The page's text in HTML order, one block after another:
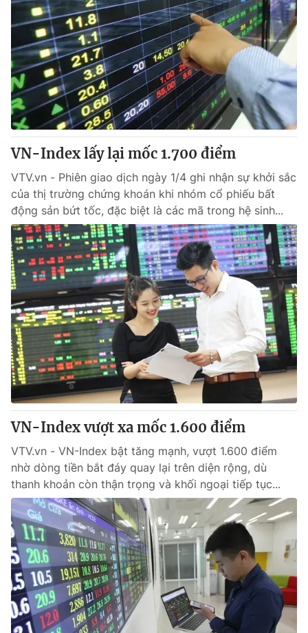
VN-Index lấy lại mốc 1.700 điểm
VTV.vn - Phiên giao dịch ngày 1/4 ghi nhận sự khởi sắc
của thị trường chứng khoán khi nhóm cổ phiếu bất
động sản bứt tốc, đặc biệt là các mã trong hệ sinh...
VN-Index vượt xa mốc 1.600 điểm
VTV.vn - VN-Index bật tăng mạnh, vượt 1.600 điểm
nhờ dòng tiền bắt đáy quay lại trên diện rộng, dù
thanh khoản còn thận trọng và khối ngoại tiếp tục...